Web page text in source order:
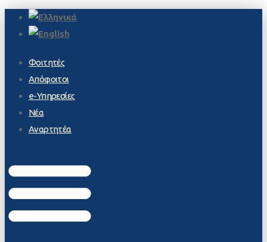
Φοιτητές
Απόφοιτοι
e-Υπηρεσίες
Νέα
Αναρτητέα